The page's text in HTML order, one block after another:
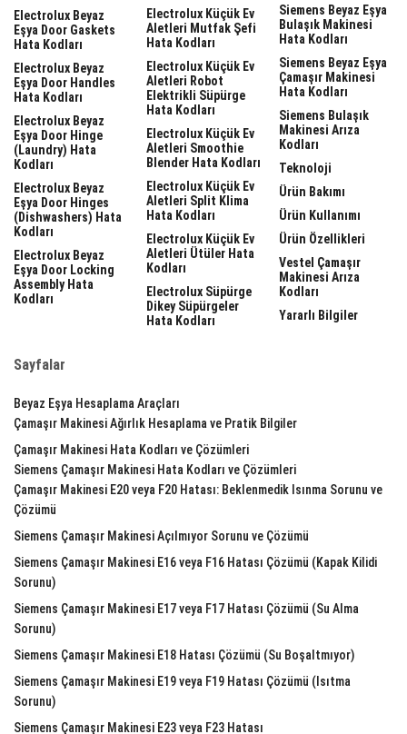
Electrolux Beyaz
Eşya Door Gaskets
Hata Kodları
Electrolux Beyaz
Eşya Door Handles
Hata Kodları
Electrolux Beyaz
Eşya Door Hinge
(laundry) Hata
Kodları
Electrolux Beyaz
Eşya Door Hinges
(dishwashers) Hata
Kodları
Electrolux Beyaz
Eşya Door Locking
Assembly Hata
Kodları
Electrolux Küçük Ev
Aletleri Mutfak Şefi
Hata Kodları
Electrolux Küçük Ev
Aletleri Robot
Elektrikli Süpürge
Hata Kodları
Electrolux Küçük Ev
Aletleri Smoothie
Blender Hata Kodları
Electrolux Küçük Ev
Aletleri Split Klima
Hata Kodları
Electrolux Küçük Ev
Aletleri Ütüler Hata
Kodları
Electrolux Süpürge
Dikey Süpürgeler
Hata Kodları
Siemens Beyaz Eşya
Bulaşık Makinesi
Hata Kodları
Siemens Beyaz Eşya
Çamaşır Makinesi
Hata Kodları
Siemens Bulaşık
Makinesi Arıza
Kodları
Teknoloji
Ürün Bakımı
Ürün Kullanımı
Ürün Özellikleri
Vestel Çamaşır
Makinesi Arıza
Kodları
Yararlı Bilgiler
Sayfalar
Beyaz Eşya Hesaplama Araçları
Çamaşır Makinesi Ağırlık Hesaplama ve Pratik Bilgiler
Çamaşır Makinesi Hata Kodları ve Çözümleri
Siemens Çamaşır Makinesi Hata Kodları ve Çözümleri
Çamaşır Makinesi E20 veya F20 Hatası: Beklenmedik Isınma Sorunu ve
Çözümü
Siemens Çamaşır Makinesi Açılmıyor Sorunu ve Çözümü
Siemens Çamaşır Makinesi E16 veya F16 Hatası Çözümü (Kapak Kilidi
Sorunu)
Siemens Çamaşır Makinesi E17 veya F17 Hatası Çözümü (Su Alma
Sorunu)
Siemens Çamaşır Makinesi E18 Hatası Çözümü (Su Boşaltmıyor)
Siemens Çamaşır Makinesi E19 veya F19 Hatası Çözümü (Isıtma
Sorunu)
Siemens Çamaşır Makinesi E23 veya F23 Hatası